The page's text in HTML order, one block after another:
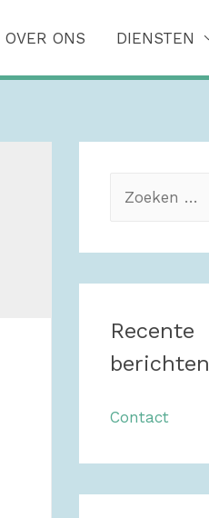
OVER ONS DIENSTEN
e
k
n
n
r
:
Recente
berichten
Contact